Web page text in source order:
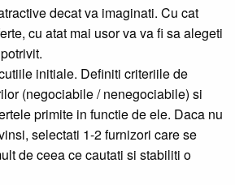
decat va imaginati. Cu cat
cu atat mai usor va va fi sa alegeti
initiale. Definiti criteriile de
(negociabile / nenegociabile) si
primite in functie de ele. Daca nu
selectati 1-2 furnizori care se
de ceea ce cautati si stabiliti o